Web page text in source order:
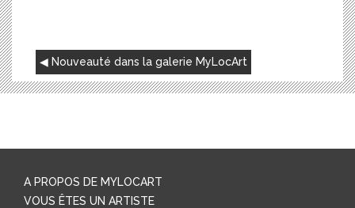
NAVIGATION
DE
L’ARTICLE
Nouveauté dans la galerie MyLocArt
A PROPOS DE MYLOCART
VOUS ÊTES UN ARTISTE